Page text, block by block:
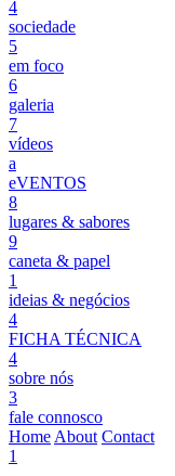
4
sociedade
5
em foco
6
galeria
7
vídeos
a
eVENTOS
8
lugares & sabores
9
caneta & papel
1
ideias & negócios
4
FICHA TÉCNICA
4
sobre nós
3
fale connosco
Home About Contact
1